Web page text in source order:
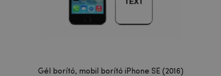
Gél borító, mobil borító iPhone SE (2016)